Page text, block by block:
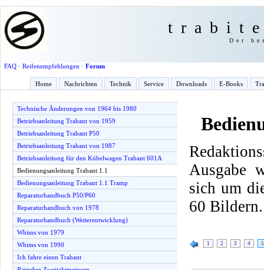
Der
FAQ· Reifenempfehlungen · Forum
Home Nachrichten Technik Service Downloads E-Books
Technische Änderungen von 1964 bis 1980
Betriebsanleitung Trabant von 1959
Betriebsanleitung Trabant P50
Betriebsanleitung Trabant von 1987
Betriebsanleitung für den Kübelwagen Trabant 601A
Bedienungsanleitung Trabant 1.1
Bedienungsanleitung Trabant 1.1 Tramp
Reparaturhandbuch P50/P60
Reparaturhandbuch von 1978
Reparaturhandbuch (Weiterentwicklung)
Whims von 1979
Whims von 1990
Ich fahre einen Trabant
Ausgabe
sich um
60 Bildern.
1 2 3 4 5